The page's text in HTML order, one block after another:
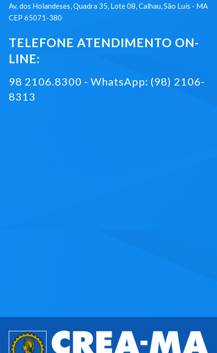
Av. dos Holandeses, Quadra 35, Lote 08, Calhau, São Luís - MA
CEP 65071-380
TELEFONE ATENDIMENTO ON-
LINE:
98 2106.8300 - WhatsApp: (98) 2106-
8313